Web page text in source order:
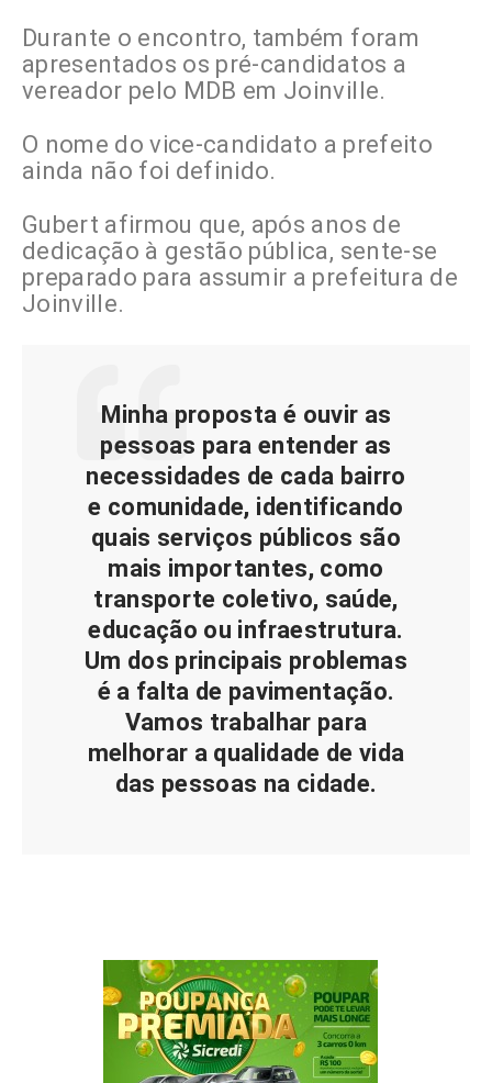
Durante o encontro, também foram
apresentados os pré-candidatos a
vereador pelo MDB em Joinville.
O nome do vice-candidato a prefeito
ainda não foi definido.
Gubert afirmou que, após anos de
dedicação à gestão pública, sente-se
preparado para assumir a prefeitura de
Joinville.
Minha proposta é ouvir as
pessoas para entender as
necessidades de cada bairro
e comunidade, identificando
quais serviços públicos são
mais importantes, como
transporte coletivo, saúde,
educação ou infraestrutura.
Um dos principais problemas
é a falta de pavimentação.
Vamos trabalhar para
melhorar a qualidade de vida
das pessoas na cidade.